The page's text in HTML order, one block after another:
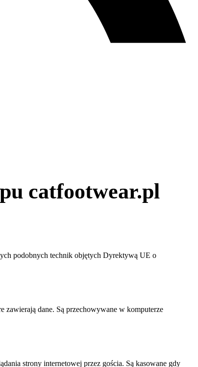
catfootwear.pl
podobnych technik objętych Dyrektywą UE o
zawierają dane. Są przechowywane w komputerze
strony internetowej przez gościa. Są kasowane gdy